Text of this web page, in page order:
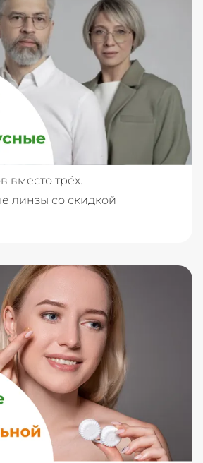
вместо трёх.
линзы со скидкой